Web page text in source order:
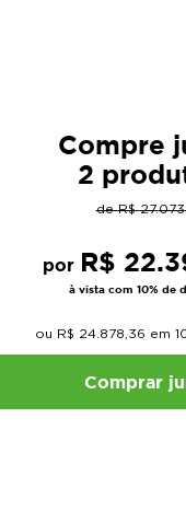
Compre
2
deR$ 27.073
por R$ 22.
à vista com 10% de
ou R$ 24. 878 36 em
Comprar